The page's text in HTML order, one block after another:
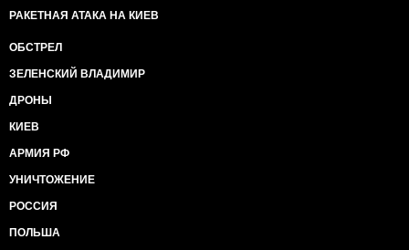
РАКЕТНАЯ АТАКА НА КИЕВ
ОБСТРЕЛ
ЗЕЛЕНСКИЙ ВЛАДИМИР
ДРОНЫ
КИЕВ
АРМИЯ РФ
УНИЧТОЖЕНИЕ
РОССИЯ
ПОЛЬША